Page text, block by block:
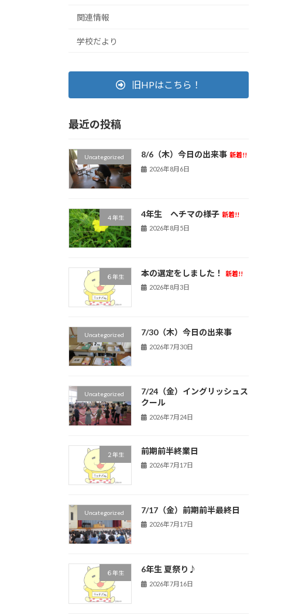
関連情報
学校だより
旧HPはこちら！
最近の投稿
Uncategorized 8/6（木）今日の出来事 新着!!
2026年8月6日
４年生 4年生 ヘチマの様子 新着!!
2026年8月5日
６年生 本の選定をしました！
新着!!
2026年8月3日
Uncategorized 7/30（木）今日の出来事
2026年7月30日
Uncategorized
7/24（金）イングリッシュス
クール
2026年7月24日
２年生 前期前半終業日
2026年7月17日
Uncategorized 7/17（金）前期前半最終日
2026年7月17日
６年生 6年生 夏祭り♪
2026年7月16日